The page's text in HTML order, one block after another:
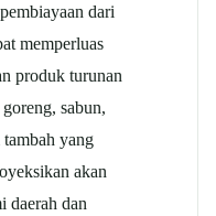
dari
memperluas
produk turunan
sabun,
yang
akan
daerah dan